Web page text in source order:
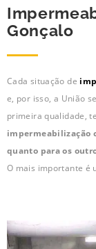
Gonçalo
Cada situação de
e, por isso, a União
primeira qualidade,
impermeabilização
quanto para os
O mais importante é